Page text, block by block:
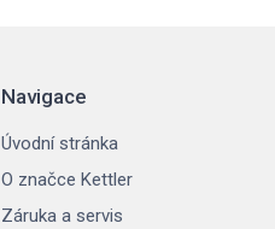
Navigace
Úvodní stránka
O značce Kettler
Záruka a servis